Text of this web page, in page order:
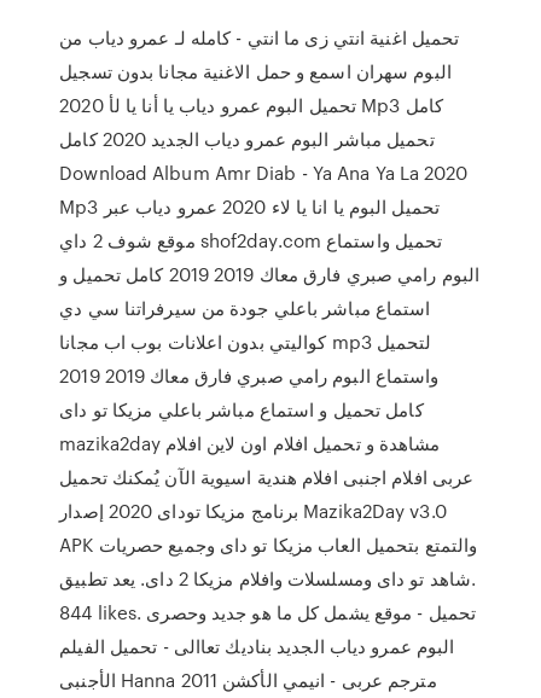
تحميل اغنية انتي زى ما انتي - كامله لـ عمرو دياب من
البوم سهران اسمع و حمل الاغنية مجانا بدون تسجيل
تحميل البوم عمرو دياب يا أنا يا لأ 2020 Mp3 كامل
تحميل مباشر البوم عمرو دياب الجديد 2020 كامل
Download Album Amr Diab - Ya Ana Ya La 2020
Mp3 تحميل البوم يا انا يا لاء 2020 عمرو دياب عبر
موقع شوف 2 داي shof2day.com تحميل واستماع
البوم رامي صبري فارق معاك 2019 2019 كامل تحميل و
استماع مباشر باعلي جودة من سيرفراتنا سي دي
كواليتي بدون اعلانات بوب اب مجانا mp3 لتحميل
واستماع البوم رامي صبري فارق معاك 2019 2019
كامل تحميل و استماع مباشر باعلي مزيكا تو داى
mazika2day مشاهدة و تحميل افلام اون لاين افلام
عربى افلام اجنبى افلام هندية اسيوية الآن يُمكنك تحميل
برنامج مزيكا توداى 2020 إصدار Mazika2Day v3.0
APK والتمتع بتحميل العاب مزيكا تو داى وجميع حصريات
ومسلسلات وافلام مزيكا 2 داى. يعد تطبيق ‎شاهد تو داى‎.
844 likes. ‎موقع يشمل كل ما هو جديد وحصرى‎ - تحميل
البوم عمرو دياب الجديد بناديك تعاالى - تحميل الفيلم
الأجنبى Hanna 2011 مترجم عربى - انيمي الأكشن